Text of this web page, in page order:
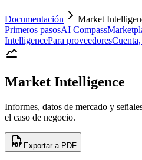
Documentación
Market
Primeros pasosAI Compass
IntelligencePara proveedores
Market Intelligence
Informes, datos de mercado y
el caso de negocio.
Exportar a PDF